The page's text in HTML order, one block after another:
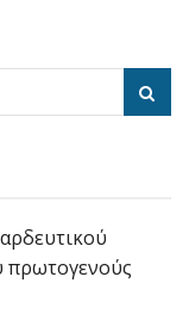
πρωτογενούς